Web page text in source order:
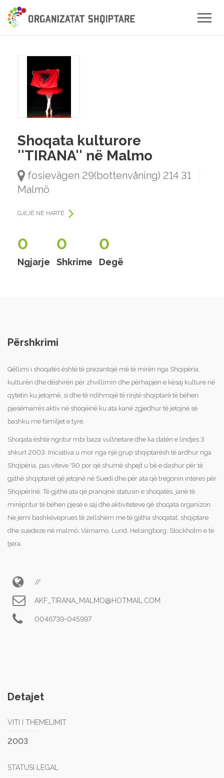
Toggle
Shoqata kulturore
''TIRANA'' në Malmo
fosievägen 29(bottenvåning) 214 31
Malmö
GJEJË NË HARTË
0
Ngjarje
0
Shkrime
0
Degë
Përshkrimi
Qëllimi i shoqatës është të prezantojë më të mirën nga Shqipëria,
kulturën dhe dëshirën për zhvillimin dhe përhapjen e kësaj kulture në
qytetin ku jetojmë, si dhe të ndihmojë të rinjtë shqiptarë të bëhen
pjesëmarrës aktiv në shoqëinë ku ata kanë zgjedhur të jetojnë së
bashku me familjet e tyre.
Shoqata është ngritur mbi baza vullnetare dhe ka datën e lindjes 3
shkurt 2003. Iniciativa u mor nga një grup shqiptarësh të ardhur nga
Shqipëria, pas viteve '90 por që shumë shpejt u bë e dashur për të
gjithë shqiptarët që jetojnë në Suedi dhe për ata që tregonin interes për
Shqipërinë. Të gjithë ata që pranojnë statusin e shoqatës, janë të
mirëpritur të bëhen pjesë e saj dhe aktiviteteve që shoqata organizon.
Ne jemi bashkëveprues të zellshëm me të gjitha shoqatat, shqiptare
dhe suedeze në malmö, Värnamo, Lund, Helsingborg, Stockholm e të
tjera.
//
AKF_TIRANA_MALMO@HOTMAIL.COM
0046739-045997
Detajet
VITI I THEMELIMIT
2003
STATUSI LEGAL